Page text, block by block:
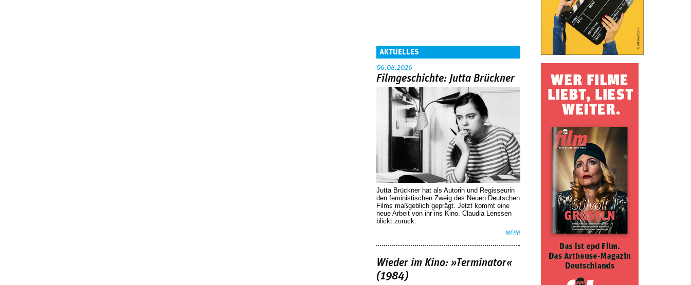
AKTUELLES
06.08.2026
Filmgeschichte: Jutta Brückner
Jutta Brückner hat als Autorin und Regisseurin
den feministischen Zweig des Neuen Deutschen
Films maßgeblich geprägt. Jetzt kommt eine
neue Arbeit von ihr ins Kino. Claudia Lenssen
blickt zurück.
MEHR
Wieder im Kino: »Terminator«
(1984)